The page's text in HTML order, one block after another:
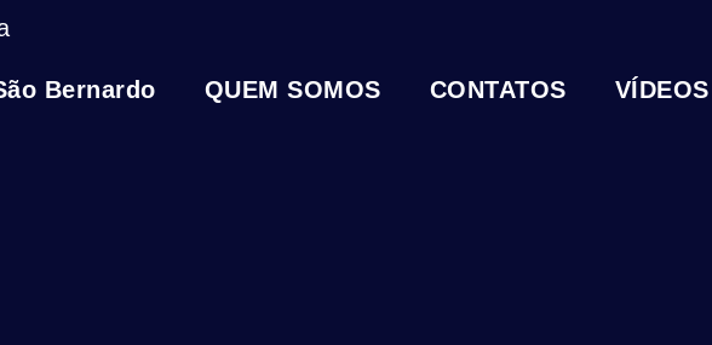
Bernardo QUEM SOMOS CONTATOS VÍDEOS